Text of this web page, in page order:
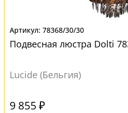
78368/30/30
Подвесная люстра Dolti
Lucide (Бельгия)
9 855 ₽